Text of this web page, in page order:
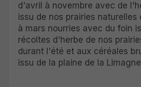
d'avril à novembre avec de
issu de nos prairies naturelles
à mars nourries avec du foin
récoltes d'herbe de nos
durant l'été et aux céréales
issu de la plaine de la